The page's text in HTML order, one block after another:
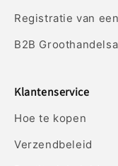
Registratie van
B2B
Klantenservice
Hoe te kopen
Verzendbeleid